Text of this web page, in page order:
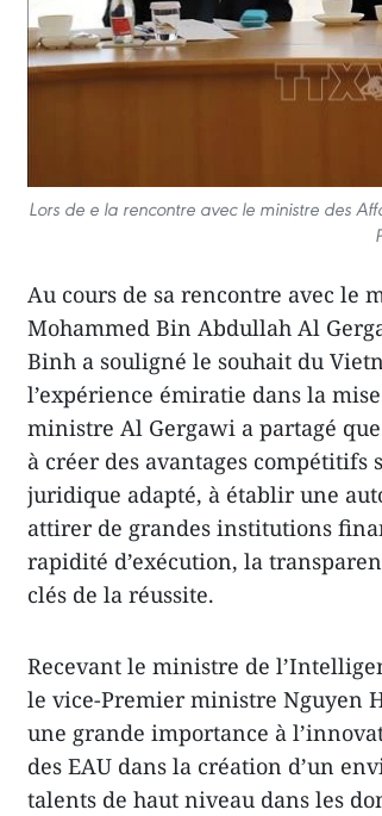
Lors de e la rencontre avec le ministre des
Au cours de sa rencontre avec le
Mohammed Bin Abdullah Al
Binh a souligné le souhait du
l’expérience émiratie dans la
ministre Al Gergawi a partagé
à créer des avantages
juridique adapté, à établir une
attirer de grandes institutions
rapidité d’exécution, la
clés de la réussite.
Recevant le ministre de
le vice-Premier ministre Nguyen
une grande importance à
des EAU dans la création d’un
talents de haut niveau dans les